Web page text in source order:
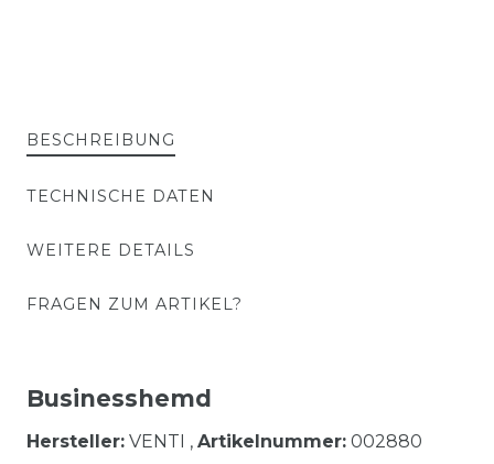
BESCHREIBUNG
TECHNISCHE DATEN
WEITERE DETAILS
FRAGEN ZUM ARTIKEL?
Businesshemd
Hersteller: VENTI , Artikelnummer: 002880